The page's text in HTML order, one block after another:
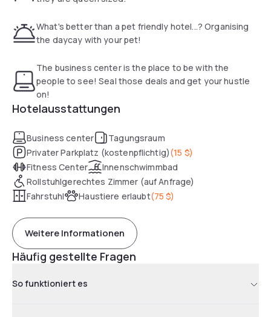
privacy compliant and required by the hotel. By
acknowledging the foregoing, you agree to waive any
room you may book. Tampering with the sensor is strictly
prohibited.
What's better than a pet friendly hotel...? Organising
the daycay with your pet!
The business center is the place to be with the
people to see! Seal those deals and get your hustle
on!
Hotelausstattungen
Business center
Tagungsraum
Privater Parkplatz (kostenpflichtig)(15 $)
Fitness Center
Innenschwimmbad
Rollstuhlgerechtes Zimmer (auf Anfrage)
Fahrstuhl
Haustiere erlaubt(75 $)
Weitere Informationen
Häufig gestellte Fragen
So funktioniert es